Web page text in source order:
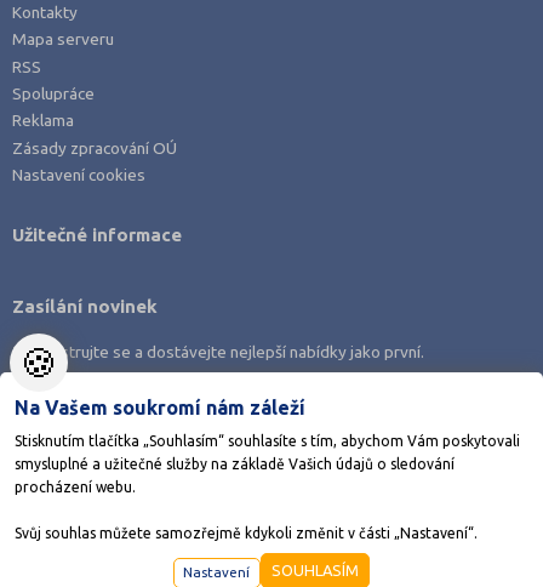
Kontakty
Mapa serveru
RSS
Spolupráce
Reklama
Zásady zpracování OÚ
Nastavení cookies
Stáhněte si aplikaci Adresář škol
Užitečné informace
Zasílání novinek
Zaregistrujte se a dostávejte nejlepší nabídky jako první.
AMOS KamPoMaturite.cz, s.r.o., stránky vytvořilo
🍪
Na Vašem soukromí nám záleží
Stisknutím tlačítka „Souhlasím“ souhlasíte s tím, abychom Vám poskytovali
smysluplné a užitečné služby na základě Vašich údajů o sledování
procházení webu.
Svůj souhlas můžete samozřejmě kdykoli změnit v části „Nastavení“.
Nastavení SOUHLASÍM